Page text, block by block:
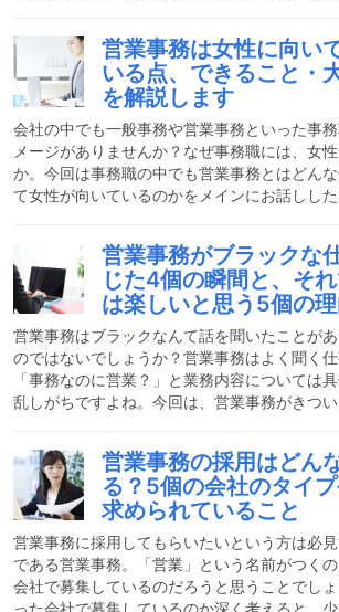
くらい変わってくるのか、営業の事務職ボーナ
見ですのでぜひ最後までご覧ください。営業
容や役割のおさらい営業事務はその名の通り
です。見積書や請求書の作成は勿論、メールや
直接やり取りをすることもあります。取り扱
営業事務は女性に向い
いる点、できること・
を解説します
会社の中でも一般事務や営業事務といった事
メージがありませんか？なぜ事務職には、女
か。今回は事務職の中でも営業事務とはどん
て女性が向いているのかをメインにお話しし
説します。なるほど！と思うこと間違いなし
な仕事？営業事務は、営業担当者をサポート
事です。営業は外出していることが多く、社
ため、それらを行うのが営業事務です。ざっく
営業担当者が商品を売り上げるために必要なこ
す。
営業事務がブラックな
じた4個の瞬間と、そ
は楽しいと思う5個の
営業事務はブラックなんて話を聞いたことが
のではないでしょうか？営業事務はよく聞く
「事務なのに営業？」と業務内容については
乱しがちですよね。今回は、営業事務がきつ
と思います。感じ方は人それぞれなので、あ
見極めましょう。営業事務の大まかな仕事内容
つかに分かれます。それぞれご説明します。
客様と結んだ契約をもとに見積書を作成します
数量・単価などを表記し、お客様に提示する
に
営業事務の採用はどん
る？5個の会社のタイ
求められていること
営業事務に採用してもらいたいという方は必
である営業事務。「営業」という名前がつく
会社で募集しているのだろうと思うことでし